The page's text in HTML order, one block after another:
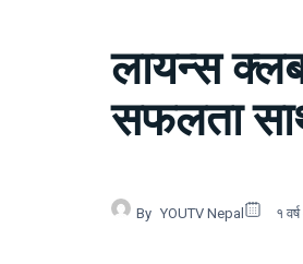
लायन्स
सफलता
By YOUTV Nepal १